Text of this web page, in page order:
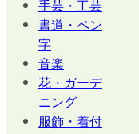
手芸・工芸
書道・ペン
字
音楽
花・ガーデ
ニング
服飾・着付